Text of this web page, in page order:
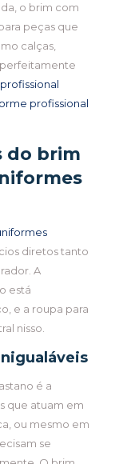
o brim com
peças que
calças,
profissional
do brim
diretos tanto
A
está
e a roupa para
nisso.
é a
que atuam em
ou mesmo em
se